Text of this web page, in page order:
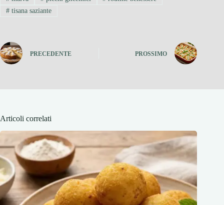
#tisana saziante
PRECEDENTE PROSSIMO
Articoli correlati